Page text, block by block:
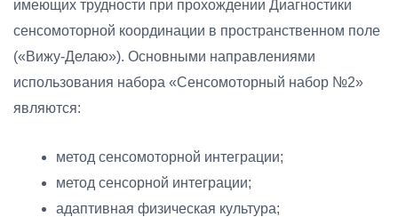
имеющих трудности при прохождении Диагностики
сенсомоторной координации в пространственном поле
(«Вижу-Делаю»). Основными направлениями
использования набора «Сенсомоторный набор №2»
являются:
метод сенсомоторной интеграции;
метод сенсорной интеграции;
адаптивная физическая культура;